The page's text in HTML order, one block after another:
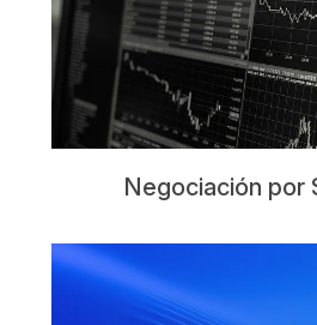
Negociación por